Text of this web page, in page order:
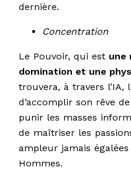
dernière.
Concentration
Le Pouvoir, qui est une
domination et une
trouvera, à travers l’IA,
d’accomplir son rêve
punir les masses
de maîtriser les
ampleur jamais égalées
Hommes.